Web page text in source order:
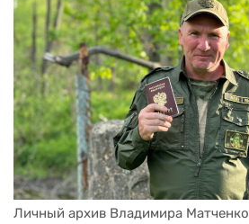
Личный архив Владимира Матченко